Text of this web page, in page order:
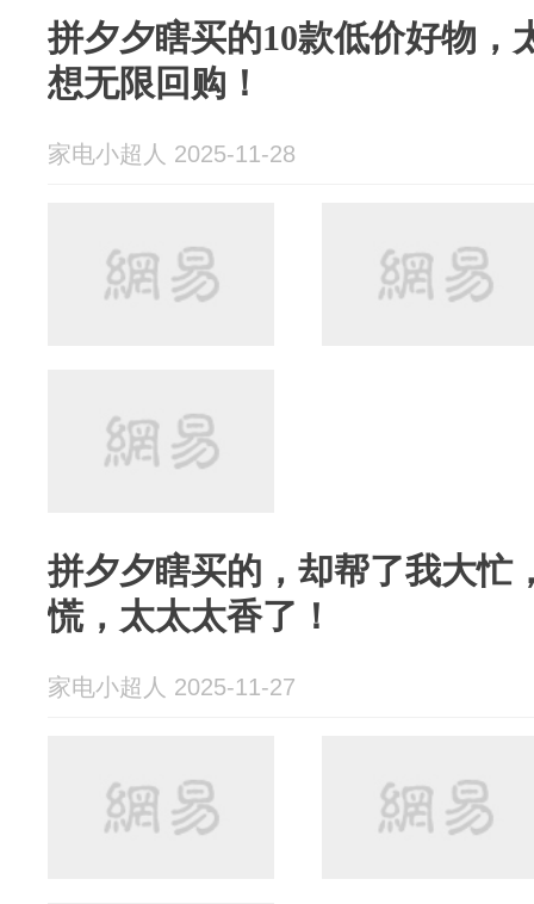
拼夕夕瞎买的10款低价好物，
想无限回购！
家电小超人 2025-11-28
拼夕夕瞎买的，却帮了我大忙
慌，太太太香了！
家电小超人 2025-11-27